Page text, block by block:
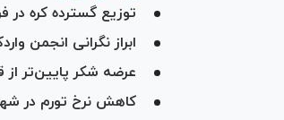
توزیع گسترده کره در
ابراز نگرانی انجمن
عرضه شکر پایین‌تر
کاهش نرخ تورم در